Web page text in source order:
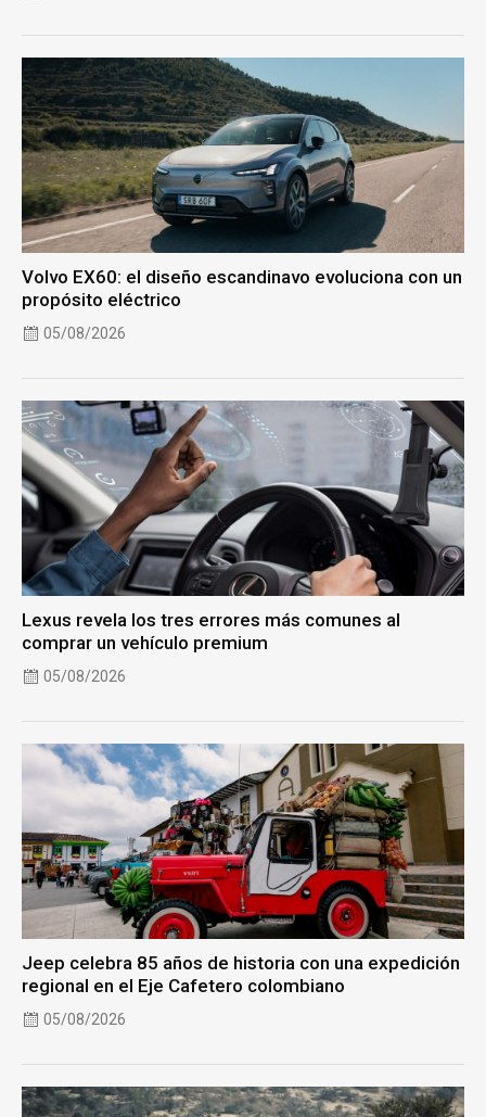
Volvo EX60: el diseño escandinavo evoluciona con un
propósito eléctrico
05/08/2026
Lexus revela los tres errores más comunes al
comprar un vehículo premium
05/08/2026
Jeep celebra 85 años de historia con una expedición
regional en el Eje Cafetero colombiano
05/08/2026